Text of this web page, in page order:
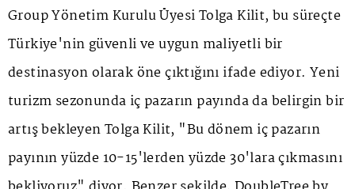
Group Yönetim Kurulu Üyesi Tolga Kilit, bu süreçte
Türkiye'nin güvenli ve uygun maliyetli bir
destinasyon olarak öne çıktığını ifade ediyor. Yeni
turizm sezonunda iç pazarın payında da belirgin bir
artış bekleyen Tolga Kilit, "Bu dönem iç pazarın
payının yüzde 10-15'lerden yüzde 30'lara çıkmasını